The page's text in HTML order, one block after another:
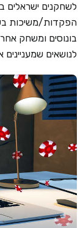
הפקדות/משיכות
בונוסים ומשחק
לנושאים